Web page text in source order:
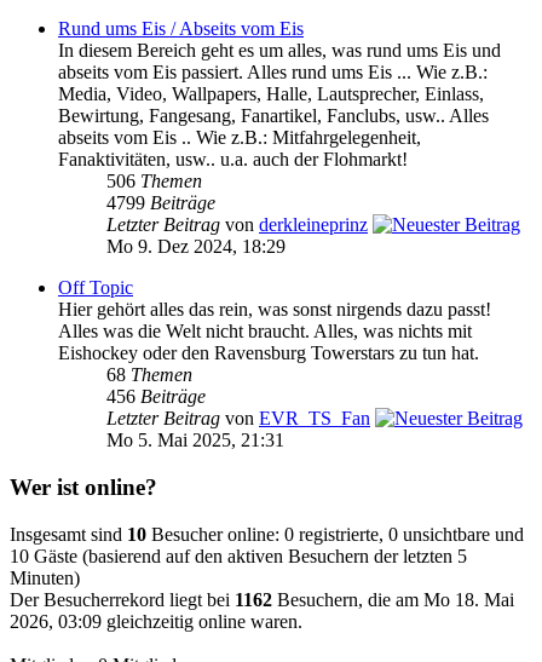
Rund ums Eis / Abseits vom Eis
In diesem Bereich geht es um alles, was rund ums Eis und
abseits vom Eis passiert. Alles rund ums Eis ... Wie z.B.:
Media, Video, Wallpapers, Halle, Lautsprecher, Einlass,
Bewirtung, Fangesang, Fanartikel, Fanclubs, usw.. Alles
abseits vom Eis .. Wie z.B.: Mitfahrgelegenheit,
Fanaktivitäten, usw.. u.a. auch der Flohmarkt!
506 Themen
4799 Beiträge
Letzter Beitrag von derkleineprinz
Mo 9. Dez 2024, 18:29
Off Topic
Hier gehört alles das rein, was sonst nirgends dazu passt!
Alles was die Welt nicht braucht. Alles, was nichts mit
Eishockey oder den Ravensburg Towerstars zu tun hat.
68 Themen
456 Beiträge
Letzter Beitrag von EVR_TS_Fan
Mo 5. Mai 2025, 21:31
Wer ist online?
Insgesamt sind 10 Besucher online: 0 registrierte, 0 unsichtbare und
10 Gäste (basierend auf den aktiven Besuchern der letzten 5
Minuten)
Der Besucherrekord liegt bei 1162 Besuchern, die am Mo 18. Mai
2026, 03:09 gleichzeitig online waren.